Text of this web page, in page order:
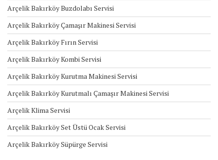
Arçelik Bakırköy Buzdolabı Servisi
Arçelik Bakırköy Çamaşır Makinesi Servisi
Arçelik Bakırköy Fırın Servisi
Arçelik Bakırköy Kombi Servisi
Arçelik Bakırköy Kurutma Makinesi Servisi
Arçelik Bakırköy Kurutmalı Çamaşır Makinesi Servisi
Arçelik Klima Servisi
Arçelik Bakırköy Set Üstü Ocak Servisi
Arçelik Bakırköy Süpürge Servisi